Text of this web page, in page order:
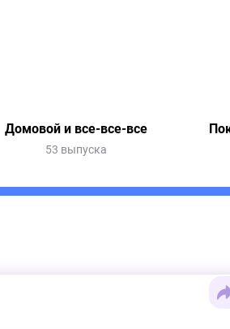
Домовой и все-все-все
53 выпуска